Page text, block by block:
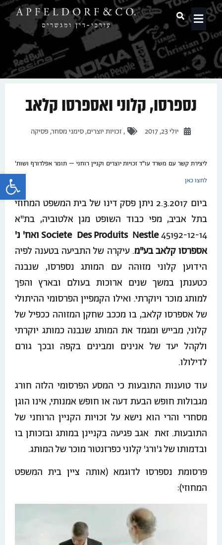
נספרסו, קלוני ואספרסו קלאב
יולי 23, 2017 , זכויות יוצרים, סימני מסחר, פסיקה
ליצירת קשר עם משרד עו"ד זכויות יוצרים וקניין רוחני – תומר אפלדורף ושות'
לחצו כאן
ביום 2.3.2017 ניתן פסק דינו של בית המשפט המחוזי
בתל אביב, מפי כבוד השופט מגן אלטוביה, בת"א
45192-12-14
Societe Des Produits Nestle ואח' נ'
אספרסו קלאב בע"מ. עיקרה של התביעה בטענה לפיה
הידוען קלוני מזוהה עם המותג נספרסו, שנבנה
כטענתן במשך שנים ארוכות בעולם ובארץ והפך
למותג מוכר ויוקרתי. ואילו הקמפיין הפרסומי ההיתולי
של אספרסו קלאב, בו מככב שחקן המזוהה ככפיל של
קלוני, מבייש ומגמד את המותג שנבנה כמותג יוקרתי
ולקהל יעד של אנינים ומבינים בקפה ובכך גורם
לדילולו.
עוד טוענות התובעות כי המסע הפרסומי הלזה חורג
מגבולות חופש הבעת דעה או חופש אמנותי, אינו הוגן
מסחרי והרי הוא נישא על זכויות הקניין הרוחני של
התובעות. זאת אגב פגיעה בקניינן במותג ובזכותן בו
ובדמותו של ג'ורג' קלוני כפרזנטור מוכר של המותג.
פרסומת נספרסו לדוגמא (אותה ציין בית המשפט
המחוזי):